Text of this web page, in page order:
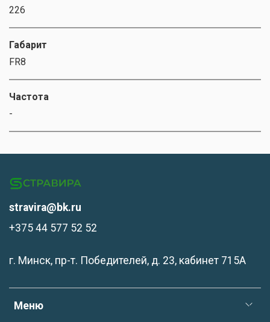
226
Габарит
FR8
Частота
-
Меню
stravira@bk.ru
+375 44 577 52 52
г. Минск, пр-т. Победителей, д. 23, кабинет 715А